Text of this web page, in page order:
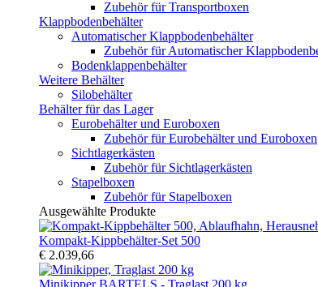
Zubehör für Transportboxen
Klappbodenbehälter
Automatischer Klappbodenbehälter
Zubehör für Automatischer
Bodenklappenbehälter
Weitere Behälter
Silobehälter
Behälter für das Lager
Eurobehälter und Euroboxen
Zubehör für Eurobehälter und Euroboxen
Sichtlagerkästen
Zubehör für Sichtlagerkästen
Stapelboxen
Zubehör für Stapelboxen
Ausgewählte Produkte
Kompakt-Kippbehälter-Set 500
€ 2.039,66
Minikipper BARTELS - Traglast 200 kg